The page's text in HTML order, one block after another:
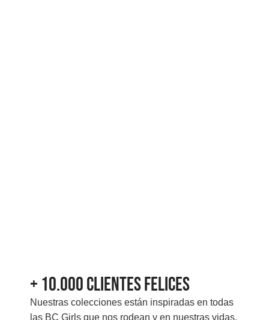
+ 10.000 Clientes felices
Nuestras colecciones están inspiradas en todas
las BC Girls que nos rodean y en nuestras vidas,